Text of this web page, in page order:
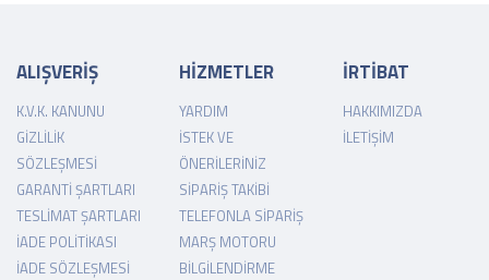
ALIŞVERİŞ
K.V.K. KANUNU
GIZLILIK
SÖZLEŞMESI
GARANTI ŞARTLARI
TESLIMAT ŞARTLARI
İADE POLITIKASI
İADE SÖZLEŞMESI
HİZMETLER
YARDIM
İSTEK VE
ÖNERILERINIZ
SIPARIŞ TAKIBI
TELEFONLA SIPARIŞ
MARŞ MOTORU
BILGILENDIRME
İRTİBAT
HAKKIMIZDA
İLETIŞIM